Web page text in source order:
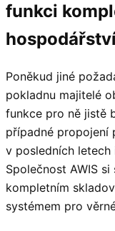
funkci
Poněkud jiné
pokladnu majitelé
funkce pro ně jistě
případné propojení
v posledních letech
Společnost AWIS
kompletním
systémem pro